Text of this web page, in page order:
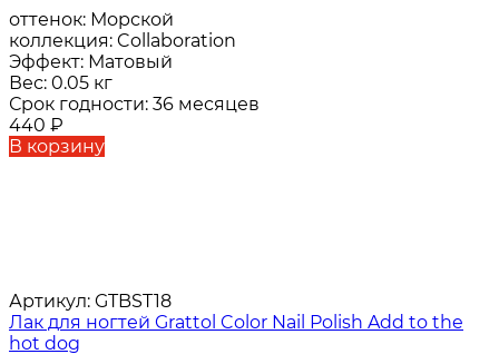
оттенок: Морской
коллекция: Collaboration
Эффект: Матовый
Вес: 0.05 кг
Срок годности: 36 месяцев
440 ₽
В корзину
Артикул: GTBST18
Лак для ногтей Grattol Color Nail Polish Add to the
hot dog